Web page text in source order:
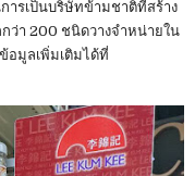
ารเป็นบริษัทข้ามชาติที่สร้าง
ว่า 200 ชนิดวางจำหน่ายใน
อมูลเพิ่มเติมได้ที่